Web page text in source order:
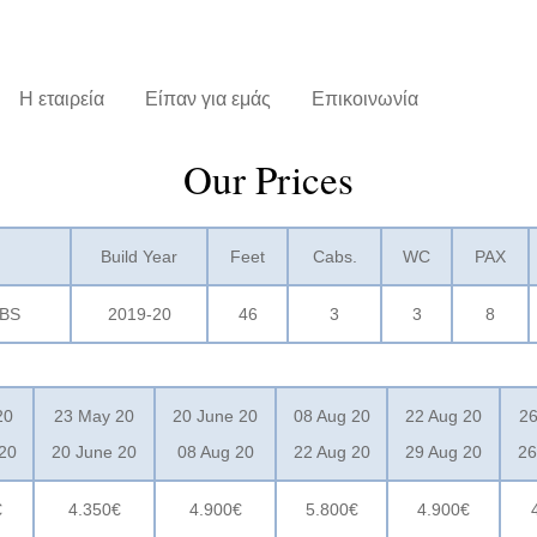
Η εταιρεία Είπαν για εμάς Επικοινωνία
Our Prices
Build Year Feet Cabs. WC PAX
2019-20 46 3 3 8
23 May 20
20 June 20
20 June 20
08 Aug 20
08 Aug 20
22 Aug 20
22 Aug 20
29 Aug 20
4.350€ 4.900€ 5.800€ 4.900€